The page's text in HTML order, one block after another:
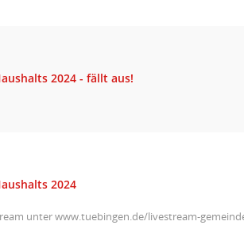
2024 - fällt aus!
2024
unter www.tuebingen.de/livestream-